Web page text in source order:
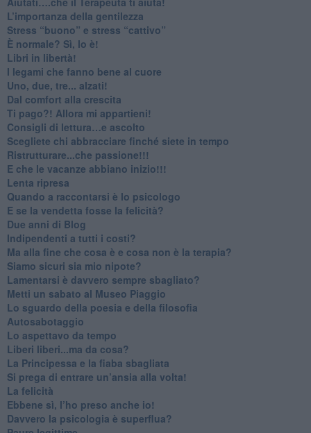
​L’importanza della gentilezza
​Stress “buono” e stress “cattivo”
​È normale? Sì, lo è!
​Libri in libertà!
​I legami che fanno bene al cuore
Uno, due, tre... alzati!​
​Dal comfort alla crescita
​Ti pago?! Allora mi appartieni!​
​Consigli di lettura…e ascolto
​Scegliete chi abbracciare finché siete in tempo
​Ristrutturare...che passione!!!
​E che le vacanze abbiano inizio!!!
​Lenta ripresa
​Quando a raccontarsi è lo psicologo
​E se la vendetta fosse la felicità?
​Due anni di Blog
​Indipendenti a tutti i costi?
​Ma alla fine che cosa è e cosa non è la terapia?
​Siamo sicuri sia mio nipote?
​Lamentarsi è davvero sempre sbagliato?
​Metti un sabato al Museo Piaggio
​Lo sguardo della poesia e della filosofia
Autosabotaggio
​Lo aspettavo da tempo
​Liberi liberi...ma da cosa?
​La Principessa e la fiaba sbagliata
Si prega di entrare un’ansia alla volta!
​La felicità
​Ebbene sì, l’ho preso anche io!
​Davvero la psicologia è superflua?